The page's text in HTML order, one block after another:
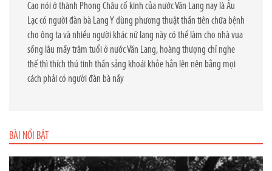
Cao nói ở thành Phong Châu cố kinh của nước Văn Lang nay là Âu
Lạc có người đàn bà Lang Y dùng phương thuật thần tiên chữa bệnh
cho ông ta và nhiều người khác nữ lang này có thể làm cho nhà vua
sống lâu mấy trăm tuổi ở nước Văn Lang, hoàng thượng chỉ nghe
thế thì thích thú tinh thần sảng khoái khỏe hẳn lên nên bằng mọi
cách phải có người đàn bà nầy
BÀI NỔI BẬT